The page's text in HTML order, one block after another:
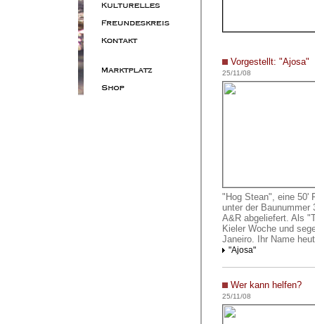
Vorgestellt: "Ajosa"
25/11/08
"Hog Stean", eine 50'
unter der Baunummer
A&R abgeliefert. Als
Kieler Woche und
Janeiro. Ihr Name
"Ajosa"
Wer kann helfen?
25/11/08